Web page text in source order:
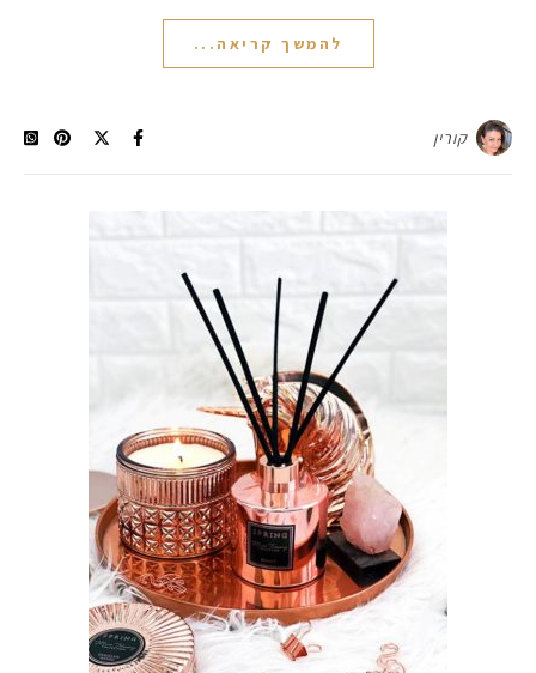
להמשך קריאה...
קורין